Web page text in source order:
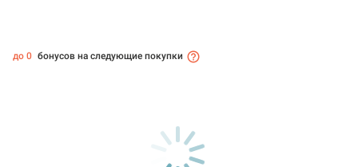
до 0 бонусов на следующие покупки